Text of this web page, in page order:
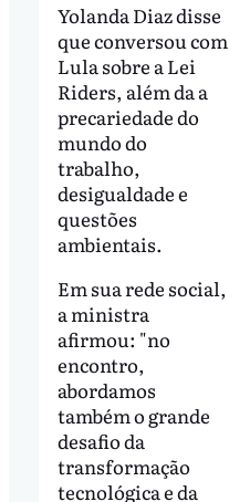
Yolanda Diaz disse
que conversou com
Lula sobre a Lei
Riders, além da a
precariedade do
mundo do
trabalho,
desigualdade e
questões
ambientais.
Em sua rede social,
a ministra
afirmou: "no
encontro,
abordamos
também o grande
desafio da
transformação
tecnológica e da